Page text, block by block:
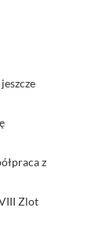
z
Zlot